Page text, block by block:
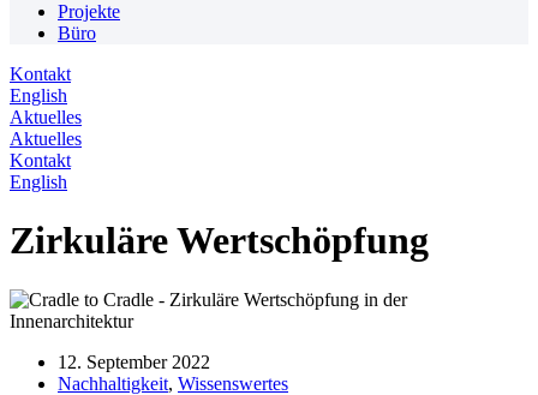
Projekte
Büro
Kontakt
English
Aktuelles
Aktuelles
Kontakt
English
Zirkuläre Wertschöpfung
12. September 2022
Nachhaltigkeit, Wissenswertes